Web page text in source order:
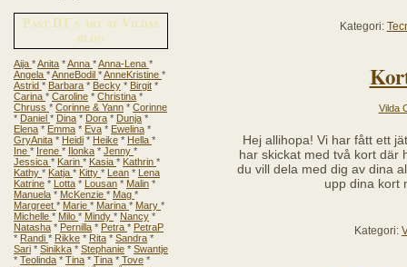
Past DT´s art at Vildas
blog
Aija *Anita *Anna *Anna-Lena *
Angela *AnneBodil *AnneKristine *
Astrid * Barbara * Becky * Birgit *
Carina * Caroline * Christina *
Chruss * Corinne & Yann * Corinne
* Daniel * Dina * Dora * Dunja *
Elena * Emma * Eva * Ewelina *
GryAnita * Heidi * Heike * Hella *
Ine * Irene * Ilonka * Jenny *
Jessica * Karin * Kasia * Kathrin *
Kathy * Katja * Kitty * Lean * Lena
Katrine * Lotta * Lousan * Malin *
Manuela * McKenzie * Mag *
Margreet * Marie * Marina * Mary *
Michelle * Milo * Mindy * Nancy *
Natasha * Pernilla * Petra * PetraP
* Randi * Rikke * Rita * Sandra *
Sari * Sinikka * Stephanie * Swantje
* Teolinda * Tina * Tina * Tove *
Kategori:
Vilda
Hej allihopa! Vi har fått ett
har skickat med två kort där
du vill dela med dig av dina
upp dina kort
Kategori: